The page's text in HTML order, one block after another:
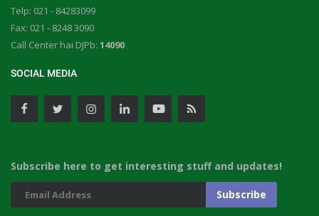
Telp: 021 - 84283099
Fax: 021 - 8248 3090
Call Center hai DJPb: 14090
SOCIAL MEDIA
Subscribe here to get interesting stuff and updates!